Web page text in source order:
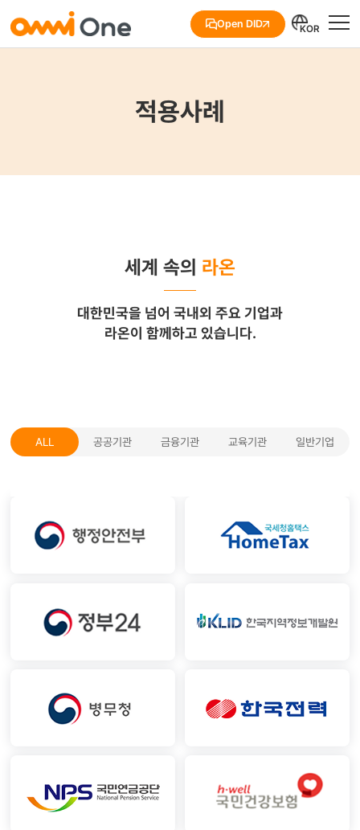
Open DID KOR
적용사례
세계 속의 라온
대한민국을 넘어 국내외 주요 기업과
라온이 함께하고 있습니다.
ALL 공공기관 금융기관 교육기관 일반기업